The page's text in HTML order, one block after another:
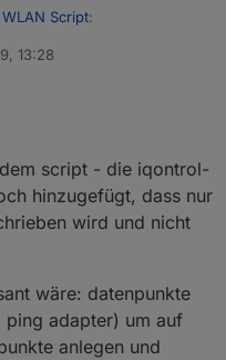
Script:
an welchen
Nacht leider nicht mehr
ich leider auch nicht zu
noch etwas Zeit.
13:28
script - die iqontrol-
hinzugefügt, dass nur
wird und nicht
wäre: datenpunkte
ping adapter) um auf
anlegen und